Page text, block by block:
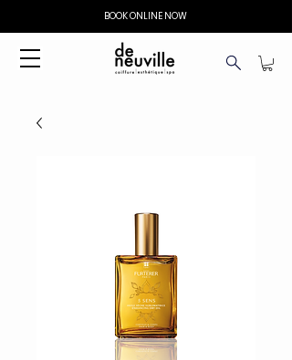
BOOK ONLINE NOW